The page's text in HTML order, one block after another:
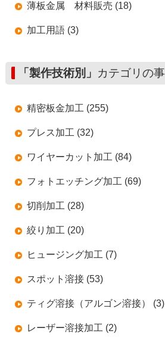
薄板金属 材料販売 (18)
加工用語 (3)
「製作技術別」 カテゴリの
精密板金加工 (255)
プレス加工 (32)
ワイヤーカット加工 (84)
フォトエッチング加工 (69)
切削加工 (28)
絞り加工 (20)
ヒュージング加工 (7)
スポット溶接 (53)
ティグ溶接（アルゴン溶接） (3)
レーザー溶接加工 (2)